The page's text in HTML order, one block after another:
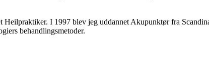
I 1997 blev jeg uddannet Akupunktør fra
behandlingsmetoder.